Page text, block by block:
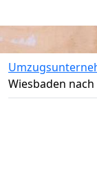
Wiesbaden